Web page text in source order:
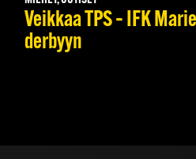
Veikkaa TPS – IFK
derbyyn